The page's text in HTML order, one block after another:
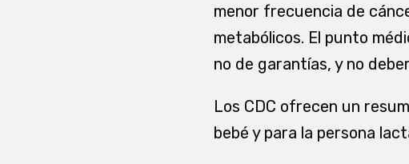
menor frecuencia de
metabólicos. El punto
no de garantías, y no
Los CDC ofrecen un
bebé y para la persona